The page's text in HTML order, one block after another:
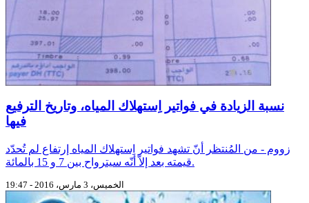
نسبة الزيادة في فواتير اِستهلاك المياه، وتاريخ الترفيع
فيها
زووم - من المُنتظر أنّ تشهد فواتير اِستهلاك المياه إرتفاع لم تُحدّد
قيمته بعد إلاّ أنّه سيترواح بين 7 و 15 بالمائة.
الخميس، 3 مارس، 2016 - 19:47